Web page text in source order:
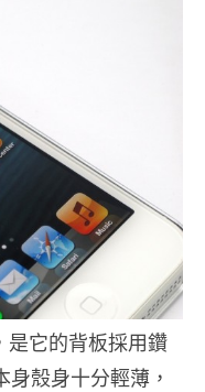
它的背板採用鑽
殼身十分輕薄，